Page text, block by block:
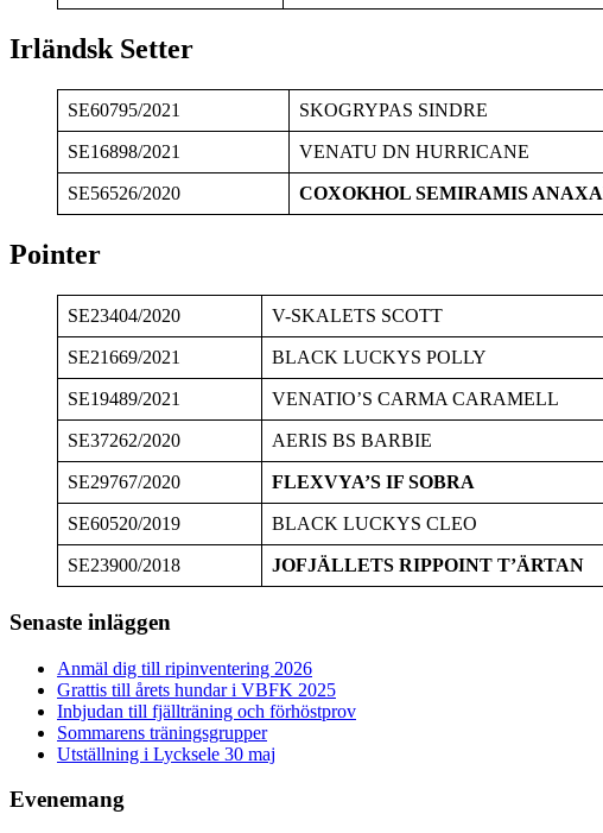
Irländsk Setter
SE60795/2021 SKOGRYPAS SINDRE
SE16898/2021 VENATU DN HURRICANE
SE56526/2020 COXOKHOL SEMIRAMIS
Pointer
SE23404/2020 V-SKALETS SCOTT
SE21669/2021 BLACK LUCKYS POLLY
SE19489/2021 VENATIO’S CARMA CARAMELL
SE37262/2020 AERIS BS BARBIE
SE29767/2020 FLEXVYA’S IF SOBRA
SE60520/2019 BLACK LUCKYS CLEO
SE23900/2018 JOFJÄLLETS RIPPOINT T’ÄRTAN
Primärt
sidofält
Senaste inläggen
Anmäl dig till ripinventering 2026
Grattis till årets hundar i VBFK 2025
Inbjudan till fjällträning och förhöstprov
Sommarens träningsgrupper
Utställning i Lycksele 30 maj
Evenemang